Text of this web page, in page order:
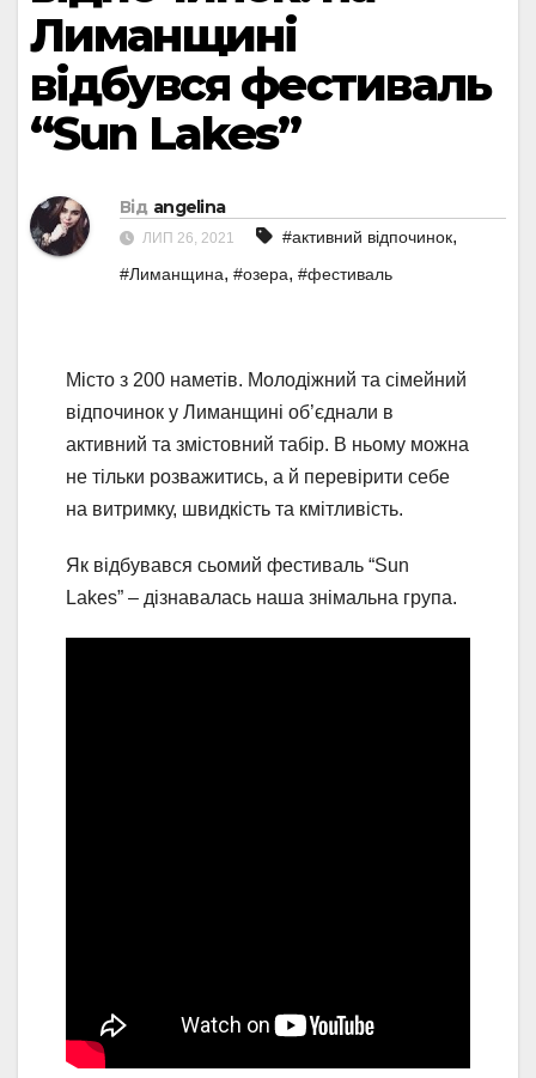
Лиманщині
відбувся фестиваль
“Sun Lakes”
Від angelina
ЛИП 26, 2021 #активний відпочинок,
#Лиманщина, #озера, #фестиваль
Місто з 200 наметів. Молодіжний та сімейний
відпочинок у Лиманщині об’єднали в
активний та змістовний табір. В ньому можна
не тільки розважитись, а й перевірити себе
на витримку, швидкість та кмітливість.
Як відбувався сьомий фестиваль “Sun
Lakes” – дізнавалась наша знімальна група.